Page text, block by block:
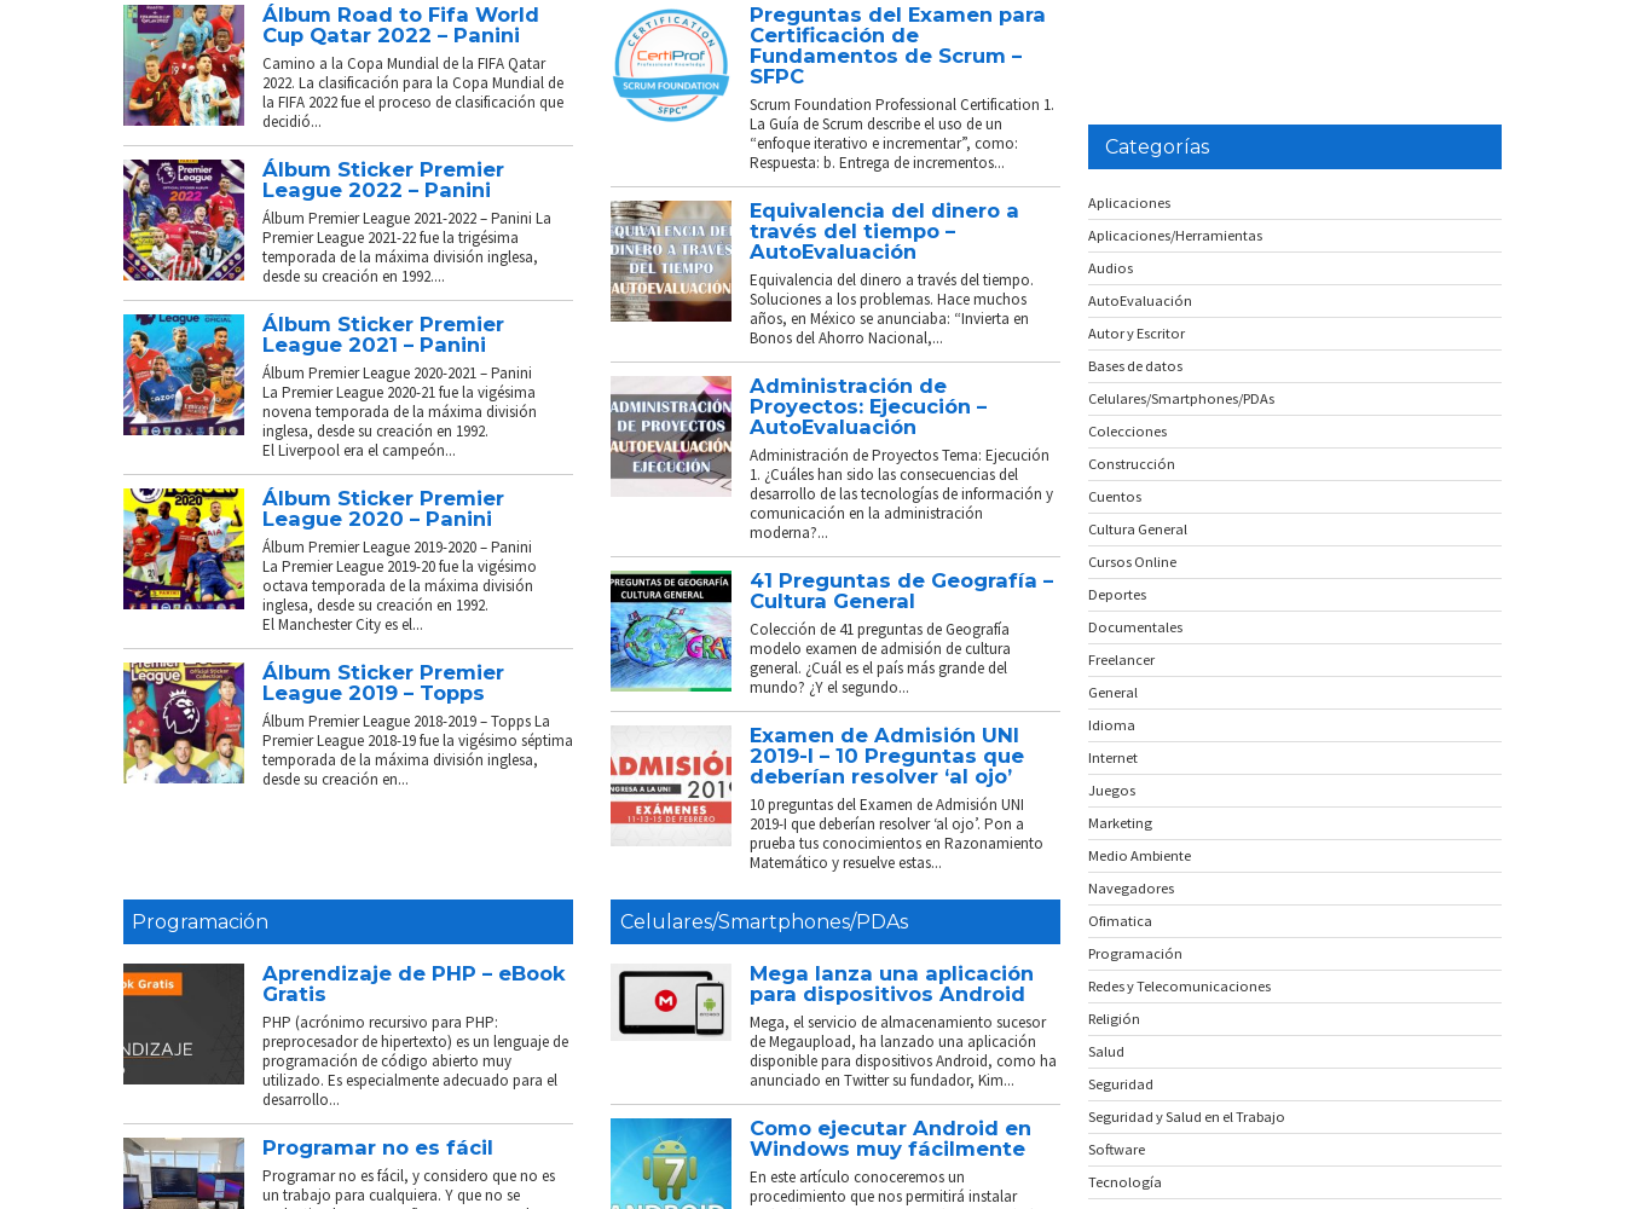
Álbum Road to Fifa World
Cup Qatar 2022 – Panini
Camino a la Copa Mundial de la FIFA Qatar
2022. La clasificación para la Copa Mundial de
la FIFA 2022 fue el proceso de clasificación que
decidió...
Álbum Sticker Premier
League 2022 – Panini
Álbum Premier League 2021-2022 – Panini La
Premier League 2021-22 fue la trigésima
temporada de la máxima división inglesa,
desde su creación en 1992....
Álbum Sticker Premier
League 2021 – Panini
Álbum Premier League 2020-2021 – Panini
La Premier League 2020-21 fue la vigésima
novena temporada de la máxima división
inglesa, desde su creación en 1992.
El Liverpool era el campeón...
Álbum Sticker Premier
League 2020 – Panini
Álbum Premier League 2019-2020 – Panini
La Premier League 2019-20 fue la vigésimo
octava temporada de la máxima división
inglesa, desde su creación en 1992.
El Manchester City es el...
Álbum Sticker Premier
League 2019 – Topps
Álbum Premier League 2018-2019 – Topps La
Premier League 2018-19 fue la vigésimo séptima
temporada de la máxima división inglesa,
desde su creación en...
Preguntas del Examen para
Certificación de
Fundamentos de Scrum –
SFPC
Scrum Foundation Professional Certification 1.
La Guía de Scrum describe el uso de un
“enfoque iterativo e incrementar”, como:
Respuesta: b. Entrega de incrementos...
Equivalencia del dinero a
través del tiempo –
AutoEvaluación
Equivalencia del dinero a través del tiempo.
Soluciones a los problemas. Hace muchos
años, en México se anunciaba: “Invierta en
Bonos del Ahorro Nacional,...
Administración de
Proyectos: Ejecución –
AutoEvaluación
Administración de Proyectos Tema: Ejecución
1. ¿Cuáles han sido las consecuencias del
desarrollo de las tecnologías de información y
comunicación en la administración
moderna?...
41 Preguntas de Geografía –
Cultura General
Colección de 41 preguntas de Geografía
modelo examen de admisión de cultura
general. ¿Cuál es el país más grande del
mundo? ¿Y el segundo...
Examen de Admisión UNI
2019-I – 10 Preguntas que
deberían resolver ‘al ojo’
10 preguntas del Examen de Admisión UNI
2019-I que deberían resolver ‘al ojo’. Pon a
prueba tus conocimientos en Razonamiento
Matemático y resuelve estas...
Programación
Aprendizaje de PHP – eBook
Gratis
PHP (acrónimo recursivo para PHP:
preprocesador de hipertexto) es un lenguaje de
programación de código abierto muy
utilizado. Es especialmente adecuado para el
desarrollo...
Programar no es fácil
Programar no es fácil, y considero que no es
un trabajo para cualquiera. Y que no se
Celulares/Smartphones/PDAs
Mega lanza una aplicación
para dispositivos Android
Mega, el servicio de almacenamiento sucesor
de Megaupload, ha lanzado una aplicación
disponible para dispositivos Android, como ha
anunciado en Twitter su fundador, Kim...
Como ejecutar Android en
Windows muy fácilmente
En este artículo conoceremos un
procedimiento que nos permitirá instalar
Categorías
Aplicaciones
Aplicaciones/Herramientas
Audios
AutoEvaluación
Autor y Escritor
Bases de datos
Celulares/Smartphones/PDAs
Colecciones
Construcción
Cuentos
Cultura General
Cursos Online
Deportes
Documentales
Freelancer
General
Idioma
Internet
Juegos
Marketing
Medio Ambiente
Navegadores
Ofimatica
Programación
Redes y Telecomunicaciones
Religión
Salud
Seguridad
Seguridad y Salud en el Trabajo
Software
Tecnología